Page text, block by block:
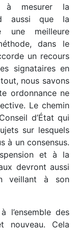
à mesurer la
aussi que la
une meilleure
dans le
un recours
signataires en
nous savons
ordonnance ne
Le chemin
d’État qui
sur lesquels
à un consensus.
et à la
devront aussi
veillant à son
l’ensemble des
Cela